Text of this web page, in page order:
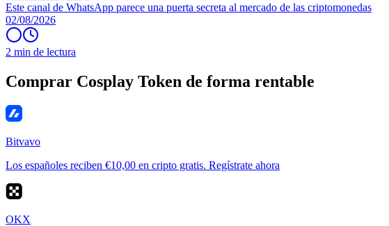
Este canal de WhatsApp parece una puerta secreta al mercado de las criptomonedas
02/08/2026
2 min de lectura
Comprar Cosplay Token de forma rentable
Bitvavo
Los españoles reciben €10,00 en cripto gratis. Regístrate ahora
OKX